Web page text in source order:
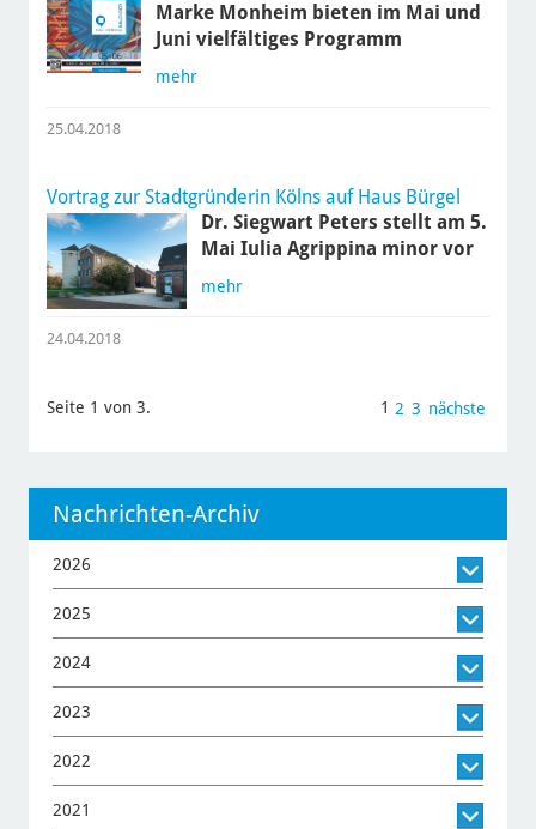
Marke Monheim bieten im Mai und
Juni vielfältiges Programm
mehr
25.04.2018
Vortrag zur Stadtgründerin Kölns auf Haus Bürgel
Dr. Siegwart Peters stellt am 5.
Mai Iulia Agrippina minor vor
mehr
24.04.2018
Seite 1 von 3. 1 2 3 nächste
Nachrichten-Archiv
2026
2025
2024
2023
2022
2021